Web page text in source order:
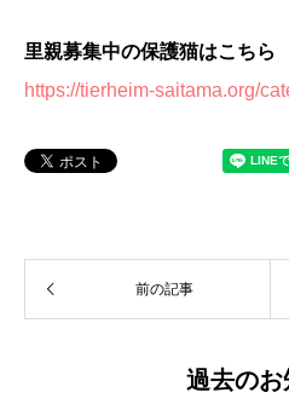
里親募集中の保護猫はこちら
https://tierheim-saitama.org/
前の記事
過去のお